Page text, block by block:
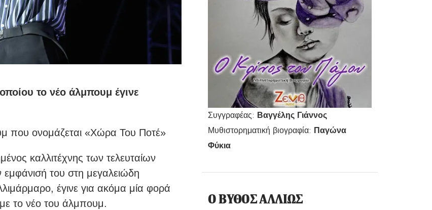
Συγγραφέας: Βαγγέλης Γιάννος
Μυθιστορηματική βιογραφία: Παγώνα
Φύκια
Ο ΒΥΘΟΣ ΑΛΛΙΩΣ
το νέο άλμπουμ έγινε
που ονομάζεται «Χώρα Του Ποτέ»
καλλιτέχνης των τελευταίων
του στη μεγαλειώδη
έγινε για ακόμα μία φορά
το νέο του άλμπουμ.